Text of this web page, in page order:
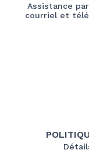
Assistance
courriel et